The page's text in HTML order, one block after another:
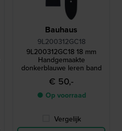
Bauhaus
9L200312GC18
9L200312GC18 18 mm
Handgemaakte
donkerblauwe leren band
€ 50,-
● Op voorraad
Vergelijk